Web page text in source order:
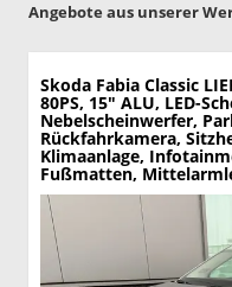
Angebote aus unserer
Skoda Fabia Classic
80PS, 15" ALU, LED-
Nebelscheinwerfer,
Rückfahrkamera,
Klimaanlage,
Fußmatten,